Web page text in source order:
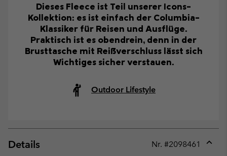
Dieses Fleece ist Teil unserer Icons-
Kollektion: es ist einfach der Columbia-
Klassiker für Reisen und Ausflüge.
Praktisch ist es obendrein, denn in der
Brusttasche mit Reißverschluss lässt sich
Wichtiges sicher verstauen.
Outdoor Lifestyle
Details Nr. #2098461